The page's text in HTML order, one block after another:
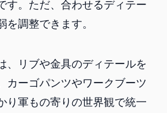
す。ただ、合わせるディテー
を調整できます。
、リブや金具のディテールを
カーゴパンツやワークブーツ
り軍もの寄りの世界観で統一